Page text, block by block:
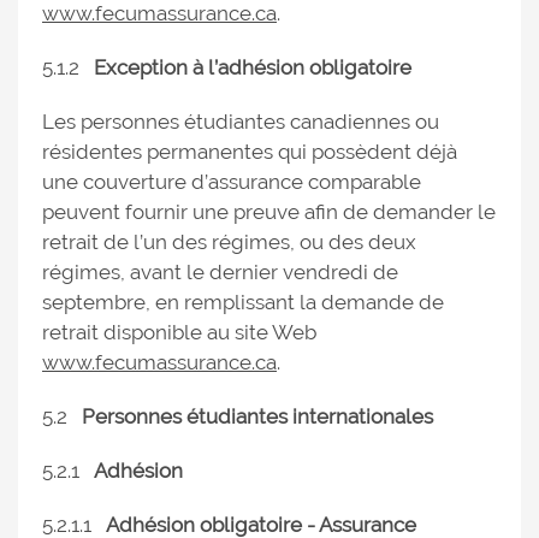
www.fecumassurance.ca.
5.1.2 Exception à l’adhésion obligatoire
Les personnes étudiantes canadiennes ou
résidentes permanentes qui possèdent déjà
une couverture d’assurance comparable
peuvent fournir une preuve afin de demander le
retrait de l’un des régimes, ou des deux
régimes, avant le dernier vendredi de
septembre, en remplissant la demande de
retrait disponible au site Web
www.fecumassurance.ca.
5.2 Personnes étudiantes internationales
5.2.1 Adhésion
5.2.1.1 Adhésion obligatoire - Assurance